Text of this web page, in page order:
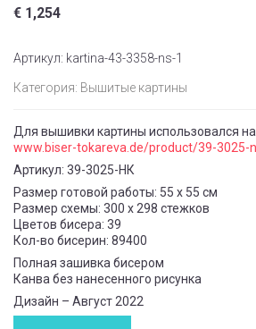
€ 1,254
Артикул: kartina-43-3358-ns-1
Категория: Вышитые картины
Для вышивки картины использовался
www.biser-tokareva.de/product/39-3025-
Артикул: 39-3025-НК
Размер готовой работы: 55 x 55 см
Размер схемы: 300 x 298 стежков
Цветов бисера: 39
Кол-во бисерин: 89400
Полная зашивка бисером
Канва без нанесенного рисунка
Дизайн – Август 2022